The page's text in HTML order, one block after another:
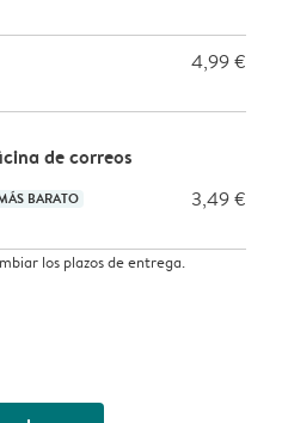
4,99 €
de correos
BARATO 3,49 €
los plazos de entrega.